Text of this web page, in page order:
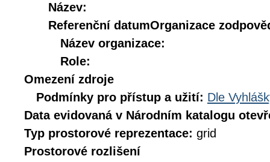
Název:
Referenční datumOrganizace
Název organizace:
Role:
Omezení zdroje
Podmínky pro přístup a užití: Dle
Data evidovaná v Národním katalogu
Typ prostorové reprezentace: grid
Prostorové rozlišení